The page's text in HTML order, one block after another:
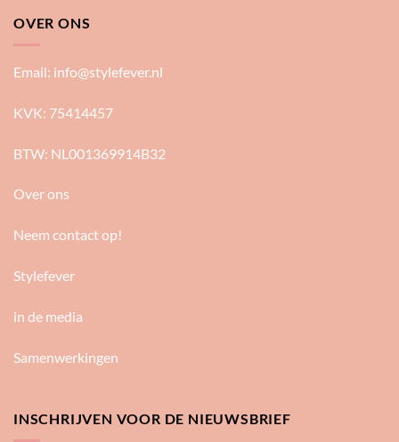
OVER ONS
Email: info@stylefever.nl
KVK: 75414457
BTW: NL001369914B32
Over ons
Neem contact op!
Stylefever
in de media
Samenwerkingen
INSCHRIJVEN VOOR DE NIEUWSBRIEF